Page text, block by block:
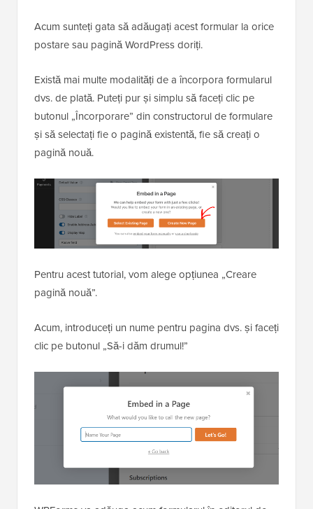
Acum sunteți gata să adăugați acest formular la orice
postare sau pagină WordPress doriți.
Există mai multe modalități de a încorpora formularul
dvs. de plată. Puteți pur și simplu să faceți clic pe
butonul „Încorporare” din constructorul de formulare
și să selectați fie o pagină existentă, fie să creați o
pagină nouă.
Pentru acest tutorial, vom alege opțiunea „Creare
pagină nouă”.
Acum, introduceți un nume pentru pagina dvs. și faceți
clic pe butonul „Să-i dăm drumul!”